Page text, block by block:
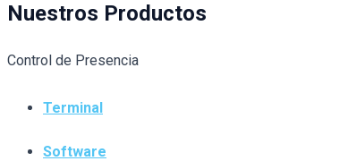
Nuestros Productos
Control de Presencia
Terminal
Software